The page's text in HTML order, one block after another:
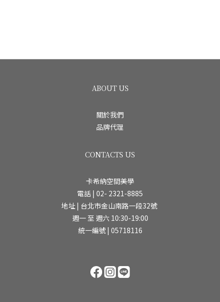
ABOUT US
關於我們
品牌代理
CONTACTS US
卡希納空間美學
電話 | 02- 2321-8885
地址 | 台北市金山南路一段32號
週一 至 週六 10:30-19:00
統一編號 | 05718116